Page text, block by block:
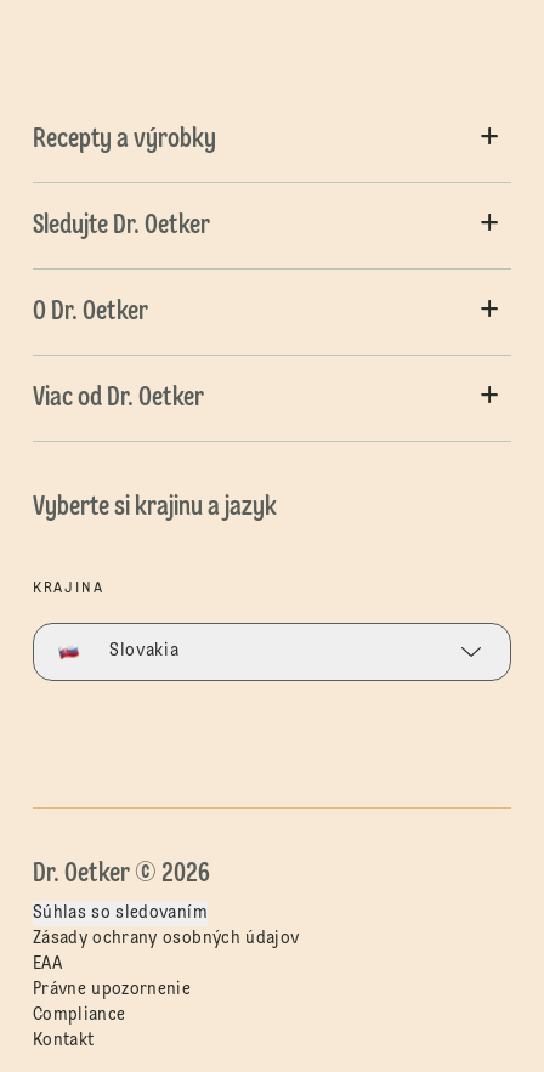
Recepty a výrobky
Sledujte Dr. Oetker
O Dr. Oetker
Viac od Dr. Oetker
Vyberte si krajinu a jazyk
KRAJINA
Slovakia
Dr. Oetker © 2026
Súhlas so sledovaním
Zásady ochrany osobných údajov
EAA
Právne upozornenie
Compliance
Kontakt